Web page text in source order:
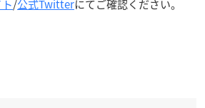
/公式Twitterにてご確認ください。